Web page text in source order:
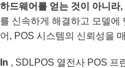
하드웨어를 얻는 것이 아니라,
를 신속하게 해결하고 모델에
어, POS 시스템의 신뢰성을
In , SDLPOS 열전사 POS 프